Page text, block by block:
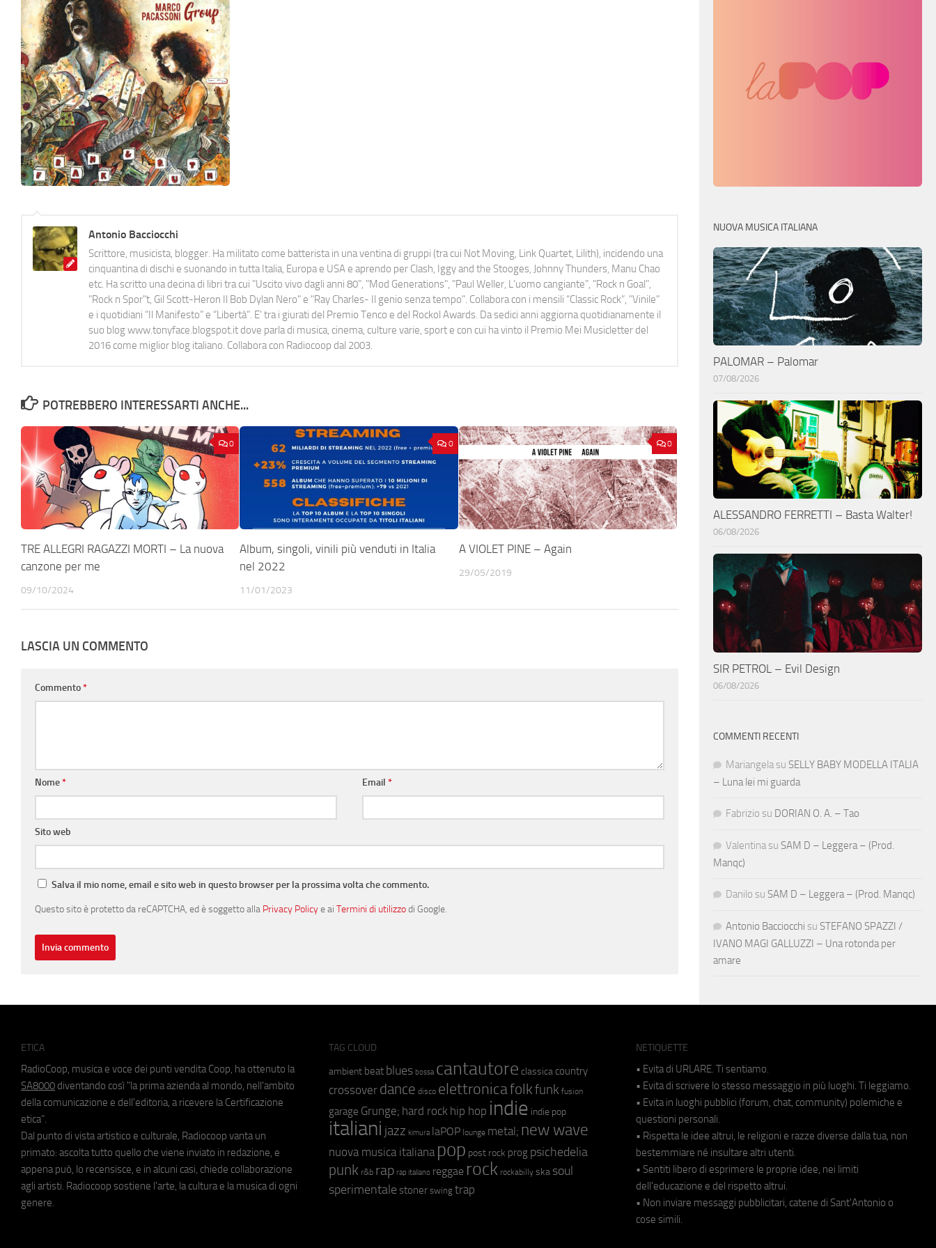
Antonio Bacciocchi
Scrittore, musicista, blogger. Ha militato come batterista in una ventina di gruppi (tra cui Not Moving, Link Quartet, Lilith), incidendo una
cinquantina di dischi e suonando in tutta Italia, Europa e USA e aprendo per Clash, Iggy and the Stooges, Johnny Thunders, Manu Chao
etc. Ha scritto una decina di libri tra cui "Uscito vivo dagli anni 80", "Mod Generations", "Paul Weller, L’uomo cangiante", "Rock n Goal",
"Rock n Spor"t, Gil Scott-Heron Il Bob Dylan Nero" e "Ray Charles- Il genio senza tempo". Collabora con i mensili “Classic Rock”, "Vinile"
e i quotidiani “Il Manifesto” e “Libertà”. E' tra i giurati del Premio Tenco e del Rockol Awards. Da sedici anni aggiorna quotidianamente il
suo blog www.tonyface.blogspot.it dove parla di musica, cinema, culture varie, sport e con cui ha vinto il Premio Mei Musicletter del
2016 come miglior blog italiano. Collabora con Radiocoop dal 2003.
POTREBBERO INTERESSARTI ANCHE...
0
TRE ALLEGRI RAGAZZI MORTI – La nuova
canzone per me
09/10/2024
0
Album, singoli, vinili più venduti in Italia
nel 2022
11/01/2023
0
A VIOLET PINE – Again
29/05/2019
LASCIA UN COMMENTO
Commento*
Nome* Email*
Sito web
Salva il mio nome, email e sito web in questo browser per la prossima volta che commento.
Questo sito è protetto da reCAPTCHA, ed è soggetto alla Privacy Policye ai Termini di utilizzodi Google.
NUOVA MUSICA ITALIANA
PALOMAR – Palomar
07/08/2026
ALESSANDRO FERRETTI – Basta Walter!
06/08/2026
SIR PETROL – Evil Design
06/08/2026
COMMENTI RECENTI
Mariangela su SELLY BABY MODELLA ITALIA
– Luna lei mi guarda
Fabrizio su DORIAN O. A. – Tao
Valentina su SAM D – Leggera – (Prod.
Manqc)
Danilo su SAM D – Leggera – (Prod. Manqc)
Antonio Bacciocchi su STEFANO SPAZZI /
IVANO MAGI GALLUZZI – Una rotonda per
amare
ETICA
RadioCoop, musica e voce dei punti vendita Coop, ha ottenuto la
SA8000 diventando così "la prima azienda al mondo, nell'ambito
della comunicazione e dell'editoria, a ricevere la Certificazione
etica".
Dal punto di vista artistico e culturale, Radiocoop vanta un
primato: ascolta tutto quello che viene inviato in redazione, e
appena può, lo recensisce, e in alcuni casi, chiede collaborazione
agli artisti. Radiocoop sostiene l'arte, la cultura e la musica di ogni
genere.
TAG CLOUD
ambient beat blues bossa cantautore classica country
crossover dance disco elettronicafolkfunk fusion
garage Grunge; hard rock hip hop indie indie pop
italiani jazz kimura laPOP lounge metal; new wave
nuova musica italiana pop post rock prog psichedelia
punk r&b rap rap italiano reggae rock rockabilly ska soul
sperimentale stoner swing trap
NETIQUETTE
• Evita di URLARE. Ti sentiamo.
• Evita di scrivere lo stesso messaggio in più luoghi. Ti leggiamo.
• Evita in luoghi pubblici (forum, chat, community) polemiche e
questioni personali.
• Rispetta le idee altrui, le religioni e razze diverse dalla tua, non
bestemmiare né insultare altri utenti.
• Sentiti libero di esprimere le proprie idee, nei limiti
dell'educazione e del rispetto altrui.
• Non inviare messaggi pubblicitari, catene di Sant'Antonio o
cose simili.